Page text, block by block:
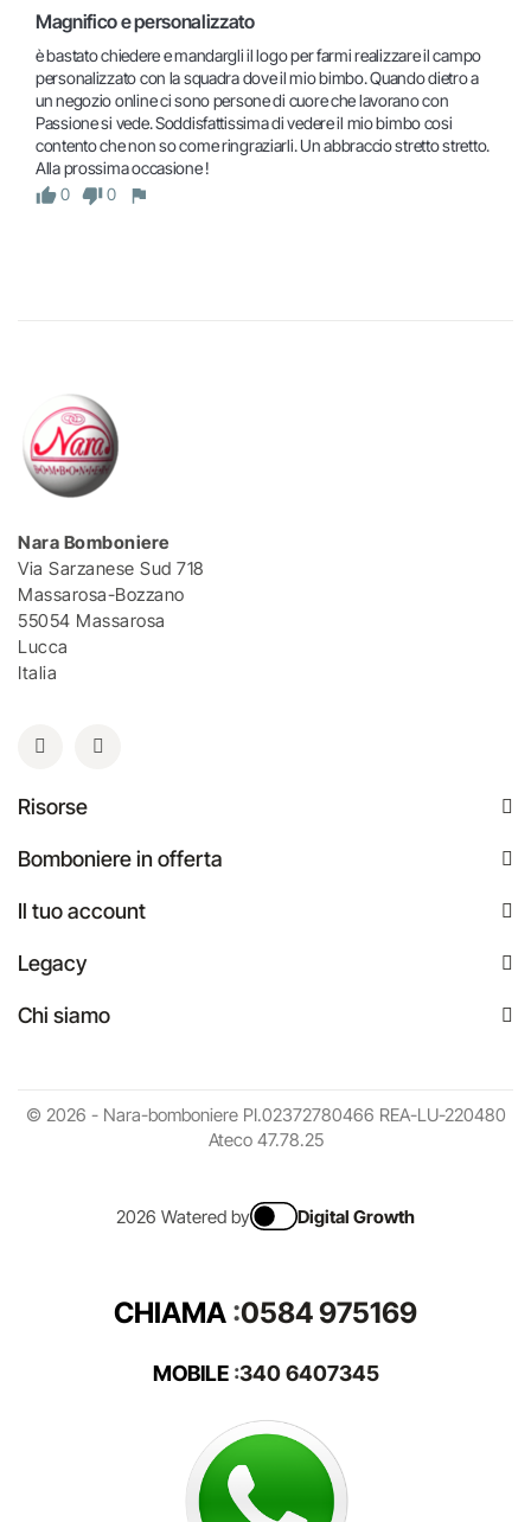
Magnifico e personalizzato
è bastato chiedere e mandargli il logo per farmi realizzare il campo
personalizzato con la squadra dove il mio bimbo. Quando dietro a
un negozio online ci sono persone di cuore che lavorano con
Passione si vede. Soddisfattissima di vedere il mio bimbo cosi
contento che non so come ringraziarli. Un abbraccio stretto stretto.
Alla prossima occasione !
0
0
Nara Bomboniere
Via Sarzanese Sud 718
Massarosa-Bozzano
55054 Massarosa
Lucca
Italia
Risorse
Bomboniere in offerta
Il tuo account
Legacy
Chi siamo
© 2026 - Nara-bomboniere PI.02372780466 REA-LU-220480
Ateco 47.78.25
2026 Watered by Digital Growth
CHIAMA :0584 975169
MOBILE:340 6407345